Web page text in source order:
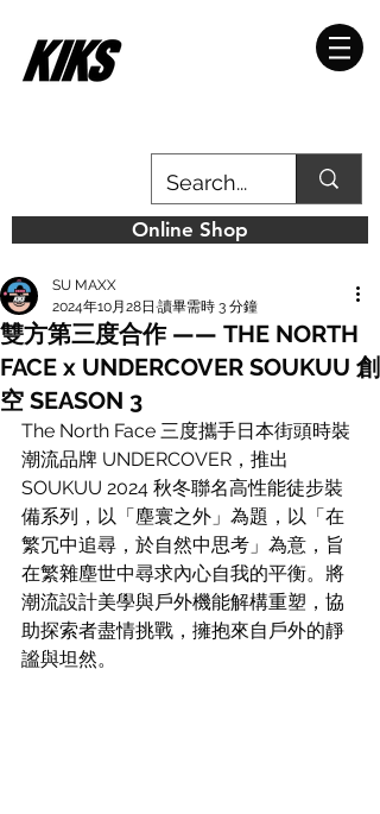
Online Shop
雙方第三度合作 —— THE NORTH
FACE x UNDERCOVER SOUKUU 創
空 SEASON 3
SU MAXX
2024年10月28日 讀畢需時 3 分鐘
The North Face 三度攜⼿日本街頭時裝
潮流品牌 UNDERCOVER，推出
SOUKUU 2024 秋冬聯名高性能徒步裝
備系列，以「塵寰之外」為題，以「在
繁冗中追尋，於⾃然中思考」為意，旨
在繁雜塵世中尋求內心自我的平衡。將
潮流設計美學與戶外機能解構重塑，協
助探索者盡情挑戰，擁抱來自戶外的靜
謐與坦然。